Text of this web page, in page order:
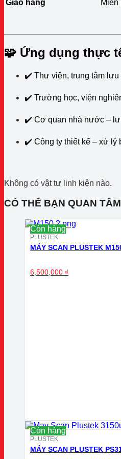
Giao hàng
Miễn
🧩 Ứng dụng thực
✔️ Thư viện, trung tâm lưu
✔️ Trường học, viện
✔️ Cơ quan nhà nước –
✔️ Công ty thiết kế – xử lý
Không có vật tư linh kiện nào.
CÓ THỂ BẠN QUAN TÂM
Còn hàng
PLUSTEK
MÁY SCAN PLUSTEK
6,500,000 ₫
Còn hàng
PLUSTEK
MÁY SCAN PLUSTEK